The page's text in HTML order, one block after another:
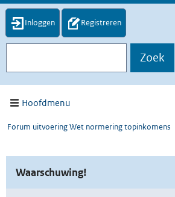
Inloggen Registreren
Hoofdmenu
Forum uitvoering Wet normering topinkomens
Waarschuwing!